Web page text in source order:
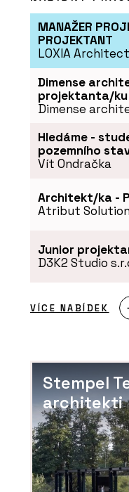
MANAŽER
PROJEKTANT
LOXIA
Dimense
projektanta/ku
Dimense
Hledáme -
pozemního
Vít Ondračka
Architekt/ka -
Atribut
Junior
D3K2 Studio
VÍCE NABÍDEK
Stempel
architekti